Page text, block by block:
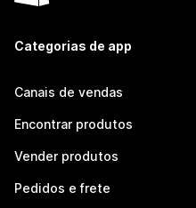
Categorias de app
Canais de vendas
Encontrar produtos
Vender produtos
Pedidos e frete